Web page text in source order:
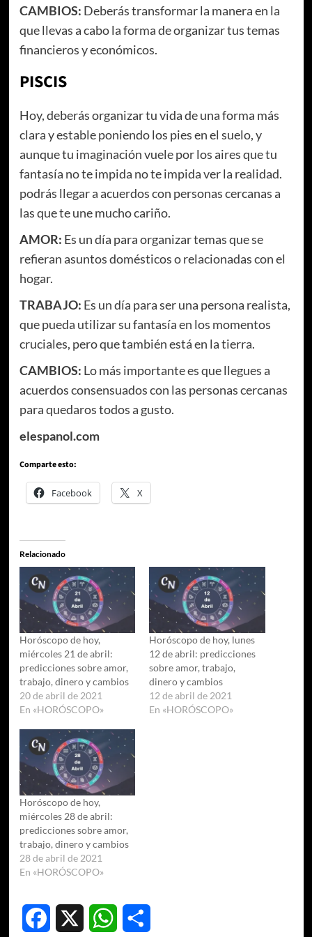
CAMBIOS: Deberás transformar la manera en la
que llevas a cabo la forma de organizar tus temas
financieros y económicos.
PISCIS
Hoy, deberás organizar tu vida de una forma más
clara y estable poniendo los pies en el suelo, y
aunque tu imaginación vuele por los aires que tu
fantasía no te impida no te impida ver la realidad.
podrás llegar a acuerdos con personas cercanas a
las que te une mucho cariño.
AMOR: Es un día para organizar temas que se
refieran asuntos domésticos o relacionadas con el
hogar.
TRABAJO: Es un día para ser una persona realista,
que pueda utilizar su fantasía en los momentos
cruciales, pero que también está en la tierra.
CAMBIOS: Lo más importante es que llegues a
acuerdos consensuados con las personas cercanas
para quedaros todos a gusto.
elespanol.com
Comparte esto:
Facebook X
Relacionado
Horóscopo de hoy,
miércoles 21 de abril:
predicciones sobre amor,
trabajo, dinero y cambios
20 de abril de 2021
En «HORÓSCOPO»
Horóscopo de hoy, lunes
12 de abril: predicciones
sobre amor, trabajo,
dinero y cambios
12 de abril de 2021
En «HORÓSCOPO»
Horóscopo de hoy,
miércoles 28 de abril:
predicciones sobre amor,
trabajo, dinero y cambios
28 de abril de 2021
En «HORÓSCOPO»
Facebook WhatsApp